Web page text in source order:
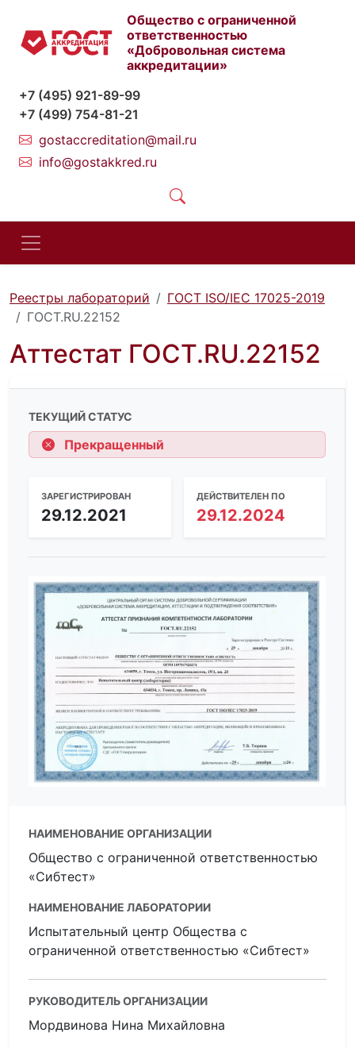
Общество с ограниченной
ответственностью
«Добровольная система
аккредитации»
+7 (495) 921-89-99
+7 (499) 754-81-21
gostaccreditation@mail.ru
info@gostakkred.ru
Реестры лабораторий
ГОСТ ISO/IEC 17025-2019
ГОСТ.RU.22152
Аттестат ГОСТ.RU.22152
ТЕКУЩИЙ СТАТУС
Прекращенный
ЗАРЕГИСТРИРОВАН
29.12.2021
ДЕЙСТВИТЕЛЕН ПО
29.12.2024
НАИМЕНОВАНИЕ ОРГАНИЗАЦИИ
Общество с ограниченной ответственностью
«Сибтест»
НАИМЕНОВАНИЕ ЛАБОРАТОРИИ
Испытательный центр Общества с
ограниченной ответственностью «Сибтест»
РУКОВОДИТЕЛЬ ОРГАНИЗАЦИИ
Мордвинова Нина Михайловна